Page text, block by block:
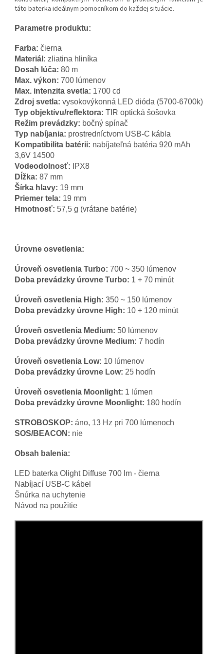
táto baterka ideálnym pomocníkom do každej situácie.
Parametre produktu:
Farba: čierna
Materiál: zliatina hliníka
Dosah lúča: 80 m
Max. výkon: 700 lúmenov
Max. intenzita svetla: 1700 cd
Zdroj svetla: vysokovýkonná LED dióda (5700-6700k)
Typ objektívu/reflektora: TIR optická šošovka
Režim prevádzky: bočný spínač
Typ nabíjania: prostredníctvom USB-C kábla
Kompatibilita batérii: nabíjateľná batéria 920 mAh
3,6V 14500
Vodeodolnosť: IPX8
Dĺžka: 87 mm
Šírka hlavy: 19 mm
Priemer tela: 19 mm
Hmotnosť: 57,5 g (vrátane batérie)
Úrovne osvetlenia:
Úroveň osvetlenia Turbo: 700 ~ 350 lúmenov
Doba prevádzky úrovne Turbo: 1 + 70 minút
Úroveň osvetlenia High: 350 ~ 150 lúmenov
Doba prevádzky úrovne High: 10 + 120 minút
Úroveň osvetlenia Medium: 50 lúmenov
Doba prevádzky úrovne Medium: 7 hodín
Úroveň osvetlenia Low: 10 lúmenov
Doba prevádzky úrovne Low: 25 hodín
Úroveň osvetlenia Moonlight: 1 lúmen
Doba prevádzky úrovne Moonlight: 180 hodín
STROBOSKOP: áno, 13 Hz pri 700 lúmenoch
SOS/BEACON: nie
Obsah balenia:
LED baterka Olight Diffuse 700 lm - čierna
Nabíjací USB-C kábel
Šnúrka na uchytenie
Návod na použitie